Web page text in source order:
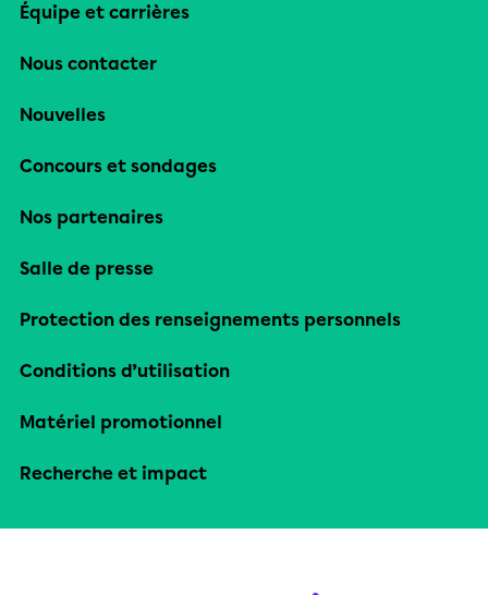
Équipe et carrières
Nous contacter
Nouvelles
Concours et sondages
Nos partenaires
Salle de presse
Protection des renseignements personnels
Conditions d’utilisation
Matériel promotionnel
Recherche et impact